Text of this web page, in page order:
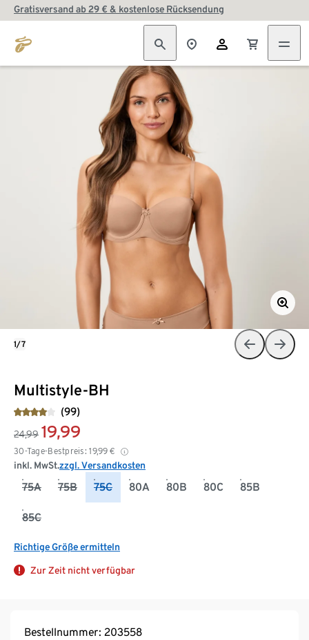
Gratisversand ab 29 € & kostenlose Rücksendung
Multistyle-BH
(99)
24,99 19,99
30-Tage-Bestpreis: 19,99 €
inkl. MwSt.zzgl. Versandkosten
75A 75B 75C 80A 80B 80C 85B
85C
Richtige Größe ermitteln
Zur Zeit nicht verfügbar
1/7
Bestellnummer: 203558